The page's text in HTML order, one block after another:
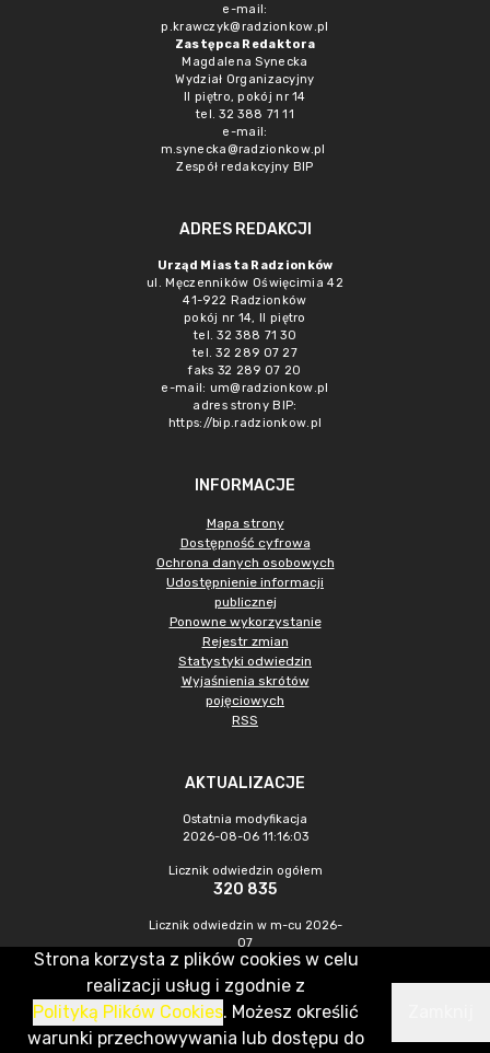
e-mail:
p.krawczyk@radzionkow.pl
Zastępca Redaktora
Magdalena Synecka
Wydział Organizacyjny
II piętro, pokój nr 14
tel. 32 388 71 11
e-mail:
m.synecka@radzionkow.pl
Zespół redakcyjny BIP
ADRES REDAKCJI
Urząd Miasta Radzionków
ul. Męczenników Oświęcimia 42
41-922 Radzionków
pokój nr 14, II piętro
tel. 32 388 71 30
tel. 32 289 07 27
faks 32 289 07 20
e-mail: um@radzionkow.pl
adres strony BIP:
https://bip.radzionkow.pl
INFORMACJE
Mapa strony
Dostępność cyfrowa
Ochrona danych osobowych
Udostępnienie informacji
publicznej
Ponowne wykorzystanie
Rejestr zmian
Statystyki odwiedzin
Wyjaśnienia skrótów
pojęciowych
RSS
AKTUALIZACJE
Ostatnia modyfikacja
2026-08-06 11:16:03
Licznik odwiedzin ogółem
320 835
Licznik odwiedzin w m-cu 2026-
07
894
CMS & Hosting: Nefeni Sp. z o.o.
Strona korzysta z plików cookies w celu
realizacji usług i zgodnie z
Polityką Plików Cookies. Możesz określić
warunki przechowywania lub dostępu do